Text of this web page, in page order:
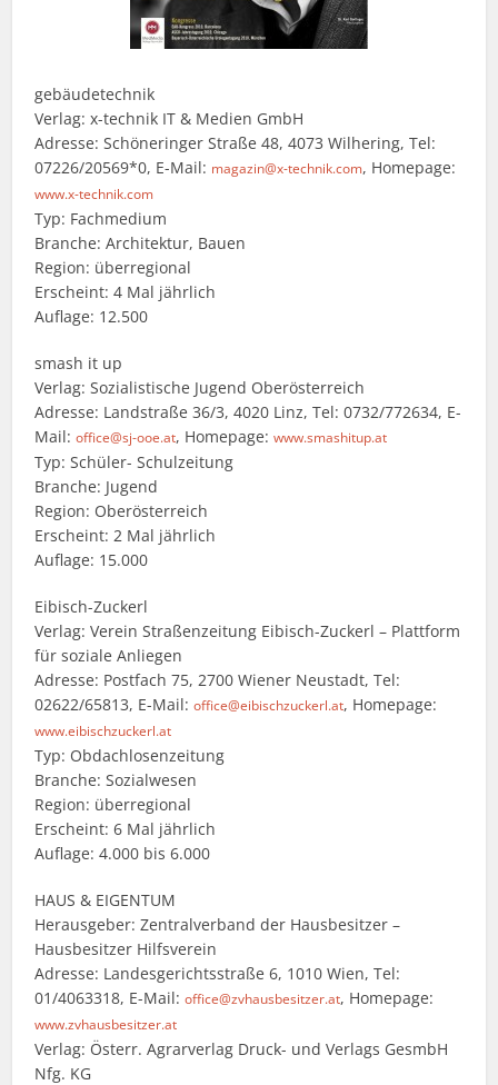
gebäudetechnik
Verlag: x-technik IT & Medien GmbH
Adresse: Schöneringer Straße 48, 4073 Wilhering, Tel:
07226/20569*0, E-Mail: magazin@x-technik.com, Homepage:
www.x-technik.com
Typ: Fachmedium
Branche: Architektur, Bauen
Region: überregional
Erscheint: 4 Mal jährlich
Auflage: 12.500
smash it up
Verlag: Sozialistische Jugend Oberösterreich
Adresse: Landstraße 36/3, 4020 Linz, Tel: 0732/772634, E-
Mail:office@sj-ooe.at, Homepage:www.smashitup.at
Typ: Schüler- Schulzeitung
Branche: Jugend
Region: Oberösterreich
Erscheint: 2 Mal jährlich
Auflage: 15.000
Eibisch-Zuckerl
Verlag: Verein Straßenzeitung Eibisch-Zuckerl – Plattform
für soziale Anliegen
Adresse: Postfach 75, 2700 Wiener Neustadt, Tel:
02622/65813, E-Mail:office@eibischzuckerl.at, Homepage:
www.eibischzuckerl.at
Typ: Obdachlosenzeitung
Branche: Sozialwesen
Region: überregional
Erscheint: 6 Mal jährlich
Auflage: 4.000 bis 6.000
HAUS & EIGENTUM
Herausgeber: Zentralverband der Hausbesitzer –
Hausbesitzer Hilfsverein
Adresse: Landesgerichtsstraße 6, 1010 Wien, Tel:
01/4063318, E-Mail:office@zvhausbesitzer.at, Homepage:
www.zvhausbesitzer.at
Verlag: Österr. Agrarverlag Druck- und Verlags GesmbH
Nfg. KG